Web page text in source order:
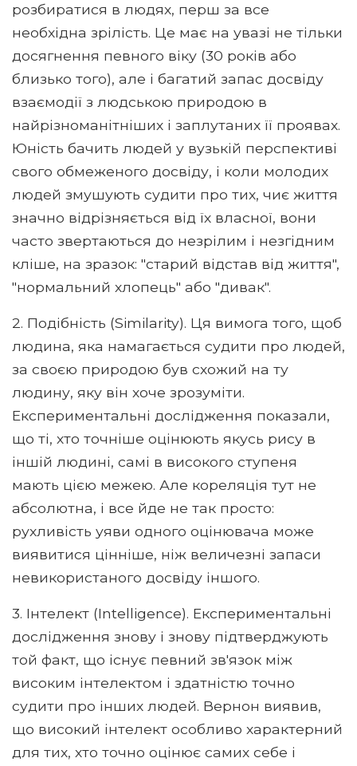
розбиратися в людях, перш за все
необхідна зрілість. Це має на увазі не тільки
досягнення певного віку (30 років або
близько того), але і багатий запас досвіду
взаємодії з людською природою в
найрізноманітніших і заплутаних її проявах.
Юність бачить людей у ​​вузькій перспективі
свого обмеженого досвіду, і коли молодих
людей змушують судити про тих, чиє життя
значно відрізняється від їх власної, вони
часто звертаються до незрілим і незгідним
кліше, на зразок: "старий відстав від життя",
"нормальний хлопець" або "дивак".
2. Подібність (Similarity). Ця вимога того, щоб
людина, яка намагається судити про людей,
за своєю природою був схожий на ту
людину, яку він хоче зрозуміти.
Експериментальні дослідження показали,
що ті, хто точніше оцінюють якусь рису в
іншій людині, самі в високого ступеня
мають цією межею. Але кореляція тут не
абсолютна, і все йде не так просто:
рухливість уяви одного оцінювача може
виявитися цінніше, ніж величезні запаси
невикористаного досвіду іншого.
3. Інтелект (Intelligence). Експериментальні
дослідження знову і знову підтверджують
той факт, що існує певний зв'язок між
високим інтелектом і здатністю точно
судити про інших людей. Вернон виявив,
що високий інтелект особливо характерний
для тих, хто точно оцінює самих себе і